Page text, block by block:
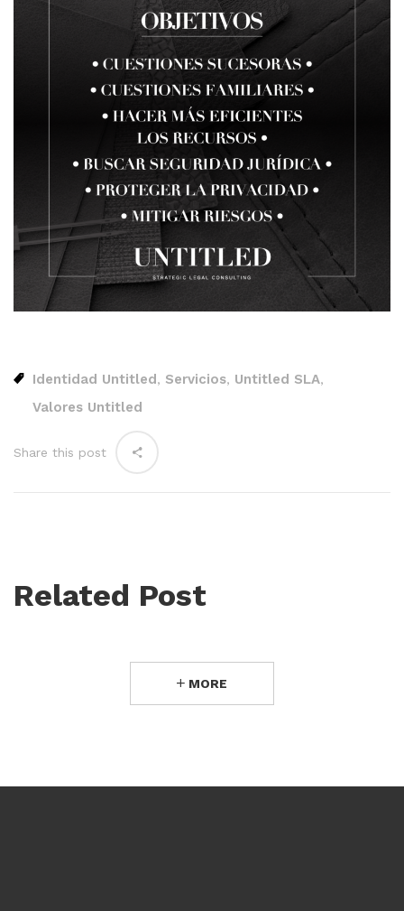
Identidad Untitled, Servicios, Untitled SLA,
Valores Untitled
Share this post
Related Post
MORE